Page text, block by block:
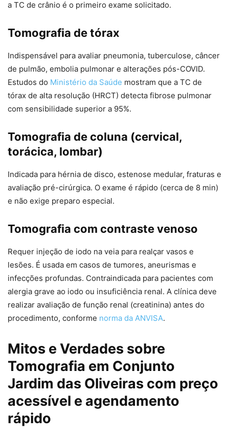
a TC de crânio é o primeiro exame solicitado.
Tomografia de tórax
Indispensável para avaliar pneumonia, tuberculose, câncer
de pulmão, embolia pulmonar e alterações pós-COVID.
Estudos do Ministério da Saúde mostram que a TC de
tórax de alta resolução (HRCT) detecta fibrose pulmonar
com sensibilidade superior a 95%.
Tomografia de coluna (cervical,
torácica, lombar)
Indicada para hérnia de disco, estenose medular, fraturas e
avaliação pré-cirúrgica. O exame é rápido (cerca de 8 min)
e não exige preparo especial.
Tomografia com contraste venoso
Requer injeção de iodo na veia para realçar vasos e
lesões. É usada em casos de tumores, aneurismas e
infecções profundas. Contraindicada para pacientes com
alergia grave ao iodo ou insuficiência renal. A clínica deve
realizar avaliação de função renal (creatinina) antes do
procedimento, conforme norma da ANVISA.
Mitos e Verdades sobre
Tomografia em Conjunto
Jardim das Oliveiras com preço
acessível e agendamento
rápido